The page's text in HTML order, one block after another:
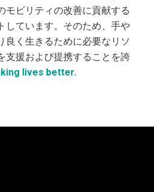
モビリティの改善に貢献する
しています。そのため、手や
良く生きるために必要なリソ
支援および提携することを誇
lives better.